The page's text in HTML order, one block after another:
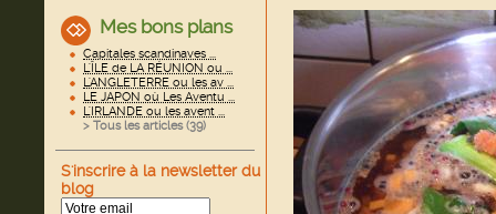
Mes bons plans
Capitales scandinaves ...
L'ÎLE de LA RÉUNION ou ...
L'ANGLETERRE ou les av ...
LE JAPON où Les Aventu ...
L'IRLANDE ou les avent ...
> Tous les articles (39)
S'inscrire à la newsletter du
blog